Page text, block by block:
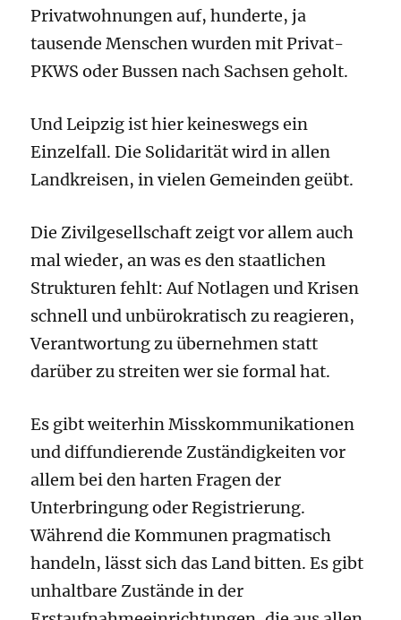
Privatwohnungen auf, hunderte, ja
tausende Menschen wurden mit Privat-
PKWS oder Bussen nach Sachsen geholt.
Und Leipzig ist hier keineswegs ein
Einzelfall. Die Solidarität wird in allen
Landkreisen, in vielen Gemeinden geübt.
Die Zivilgesellschaft zeigt vor allem auch
mal wieder, an was es den staatlichen
Strukturen fehlt: Auf Notlagen und Krisen
schnell und unbürokratisch zu reagieren,
Verantwortung zu übernehmen statt
darüber zu streiten wer sie formal hat.
Es gibt weiterhin Misskommunikationen
und diffundierende Zuständigkeiten vor
allem bei den harten Fragen der
Unterbringung oder Registrierung.
Während die Kommunen pragmatisch
handeln, lässt sich das Land bitten. Es gibt
unhaltbare Zustände in der